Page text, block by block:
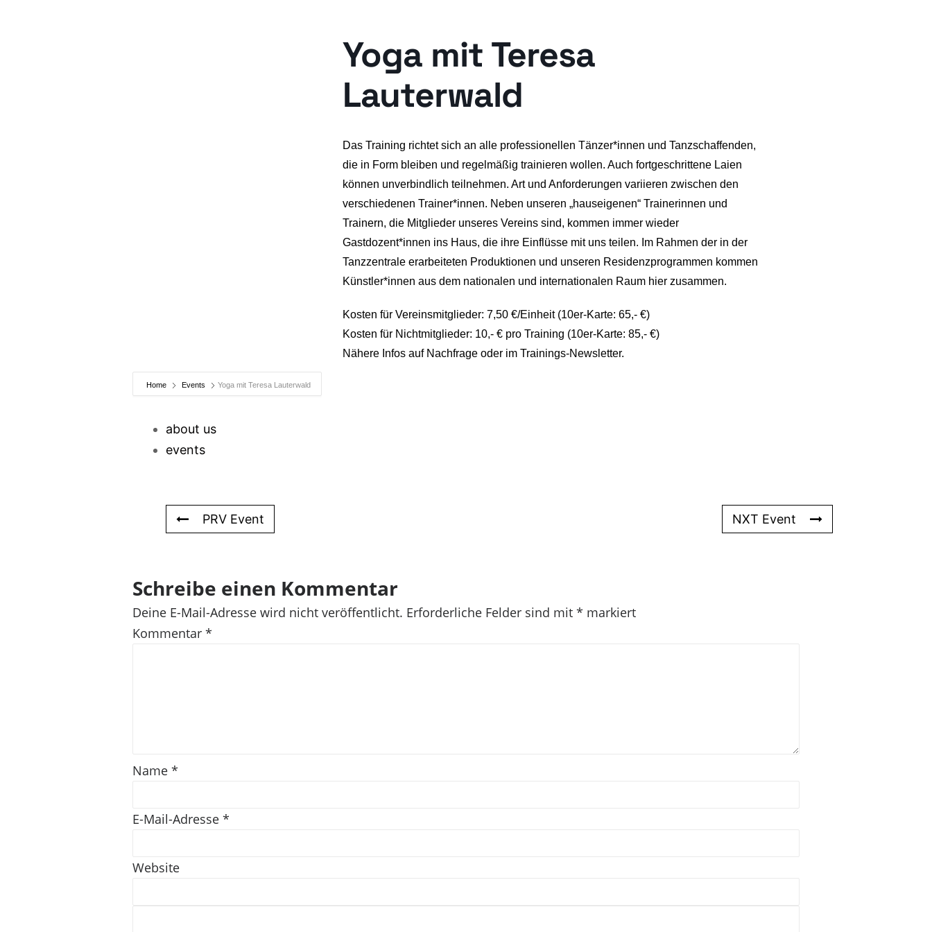
Home Events Yoga mit Teresa Lauterwald
Yoga mit Teresa
Lauterwald
Das Training richtet sich an alle professionellen Tänzer*innen und Tanzschaffenden,
die in Form bleiben und regelmäßig trainieren wollen. Auch fortgeschrittene Laien
können unverbindlich teilnehmen. Art und Anforderungen variieren zwischen den
verschiedenen Trainer*innen. Neben unseren „hauseigenen“ Trainerinnen und
Trainern, die Mitglieder unseres Vereins sind, kommen immer wieder
Gastdozent*innen ins Haus, die ihre Einflüsse mit uns teilen. Im Rahmen der in der
Tanzzentrale erarbeiteten Produktionen und unseren Residenzprogrammen kommen
Künstler*innen aus dem nationalen und internationalen Raum hier zusammen.
Kosten für Vereinsmitglieder: 7,50 €/Einheit (10er-Karte: 65,- €)
Kosten für Nichtmitglieder: 10,- € pro Training (10er-Karte: 85,- €)
Nähere Infos auf Nachfrage oder im Trainings-Newsletter.
about us
events
PRV Event NXT Event
Schreibe einen Kommentar
Deine E-Mail-Adresse wird nicht veröffentlicht. Erforderliche Felder sind mit * markiert
Kommentar *
Name *
E-Mail-Adresse *
Website